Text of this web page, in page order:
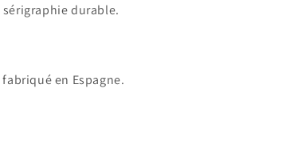
sérigraphie durable.
fabriqué en Espagne.